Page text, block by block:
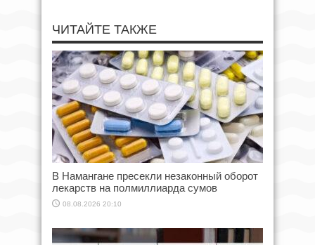
ЧИТАЙТЕ ТАКЖЕ
В Намангане пресекли незаконный оборот
лекарств на полмиллиарда сумов
08.08.2026 20:10